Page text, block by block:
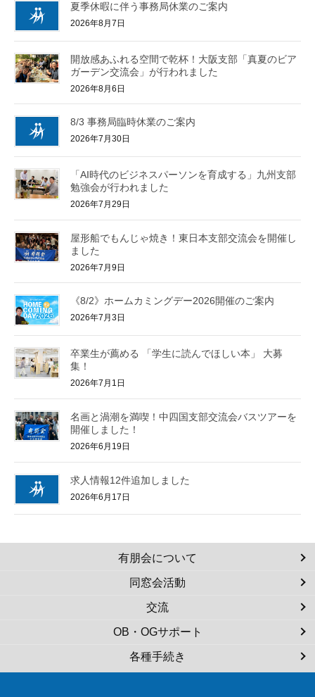
夏季休暇に伴う事務局休業のご案内
2026年8月7日
開放感あふれる空間で乾杯！大阪支部「真夏のビア
ガーデン交流会」が行われました
2026年8月6日
8/3 事務局臨時休業のご案内
2026年7月30日
「AI時代のビジネスパーソンを育成する」九州支部
勉強会が行われました
2026年7月29日
屋形船でもんじゃ焼き！東日本支部交流会を開催し
ました
2026年7月9日
《8/2》ホームカミングデー2026開催のご案内
2026年7月3日
卒業生が薦める 「学生に読んでほしい本」 大募
集！
2026年7月1日
名画と渦潮を満喫！中四国支部交流会バスツアーを
開催しました！
2026年6月19日
求人情報12件追加しました
2026年6月17日
有朋会について
同窓会活動
交流
OB・OGサポート
各種手続き